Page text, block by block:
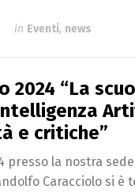
in Eventi, news
2024 “La
e critiche”
presso la nostra
Caracciolo si è